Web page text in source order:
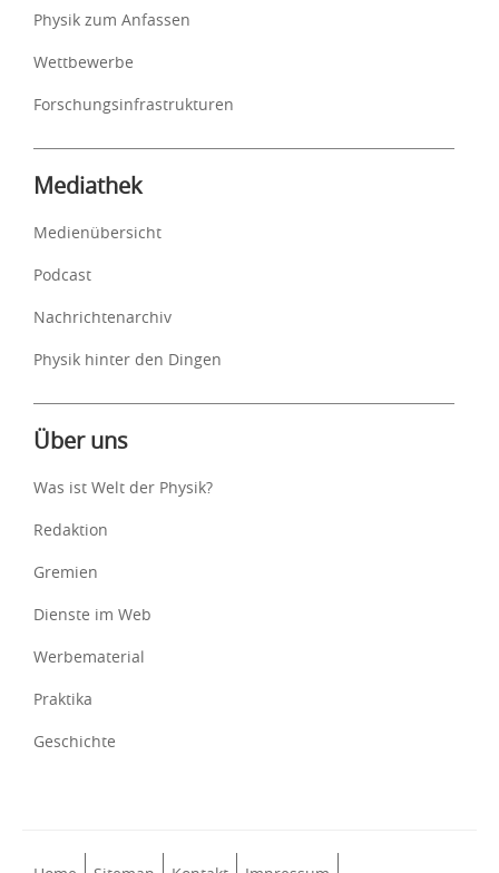
Physik zum Anfassen
Wettbewerbe
Forschungsinfrastrukturen
Mediathek
Medienübersicht
Podcast
Nachrichtenarchiv
Physik hinter den Dingen
Über uns
Was ist Welt der Physik?
Redaktion
Gremien
Dienste im Web
Werbematerial
Praktika
Geschichte